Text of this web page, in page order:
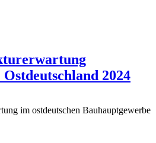
2024
im ostdeutschen Bauhauptgewerbe